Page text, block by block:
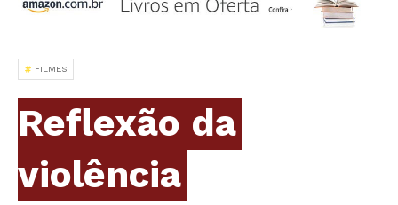
FILMES
Reflexão da
violência